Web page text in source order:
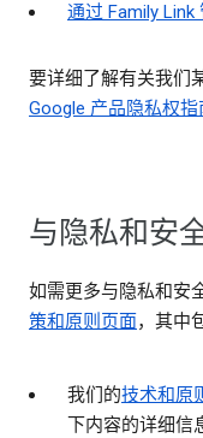
通过 Family Link
要详细了解有关我们
Google 产品隐私权指
与隐私和安
如需更多与隐私和安
策和原则页面，其中
我们的技术和原
下内容的详细信